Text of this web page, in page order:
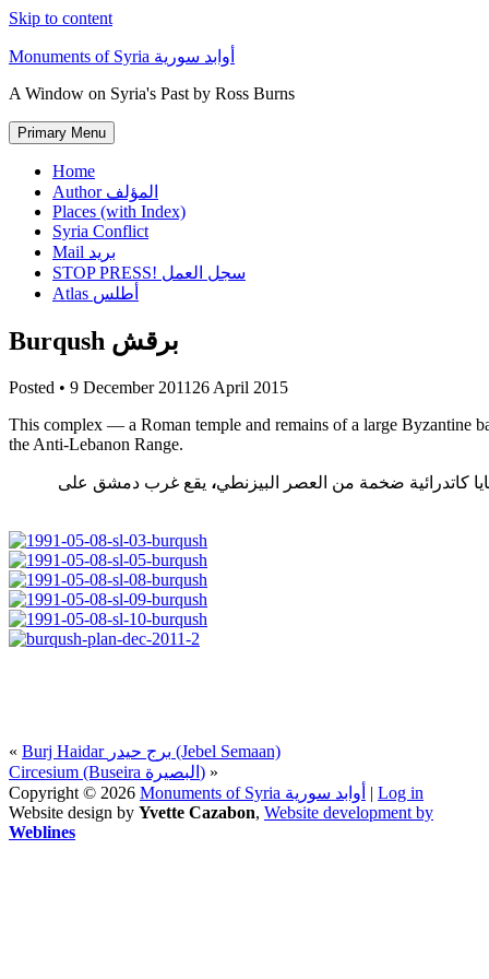
Skip to content
Monuments of Syria أوابد سورية
A Window on Syria's Past by Ross Burns
Primary Menu
Home
Author المؤلف
Places (with Index)
Syria Conflict
Mail بريد
STOP PRESS! سجل العمل
Atlas أطلس
Burqush برقش
Posted • 9 December 2011 26 April 2015
This complex — a Roman temple and remains of a large Byzantine
the Anti-Lebanon Range.
كاتدرائية ضخمة من العصر البيزنطي، يقع غرب دمشق على
«
Burj Haidar برج حيدر (Jebel Semaan)
Circesium (Buseira البصيرة) »
Copyright © 2026
Monuments of Syria أوابد سورية | Log in
Website design by Yvette Cazabon, Website development by
Weblines